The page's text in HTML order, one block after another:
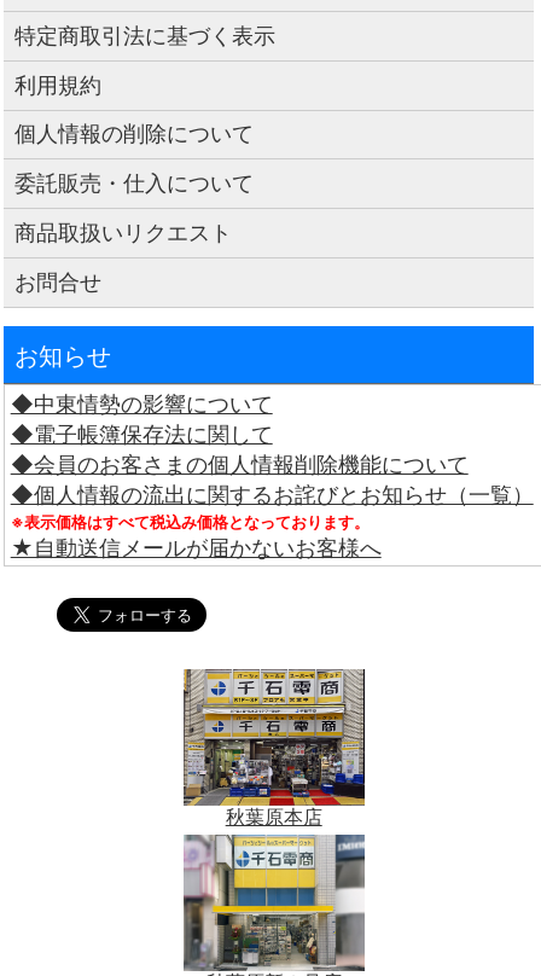
特定商取引法に基づく表示
利用規約
個人情報の削除について
委託販売・仕入について
商品取扱いリクエスト
お問合せ
お知らせ
◆中東情勢の影響について
◆電子帳簿保存法に関して
◆会員のお客さまの個人情報削除機能について
◆個人情報の流出に関するお詫びとお知らせ（一覧）
※表示価格はすべて税込み価格となっております。
★自動送信メールが届かないお客様へ
秋葉原本店